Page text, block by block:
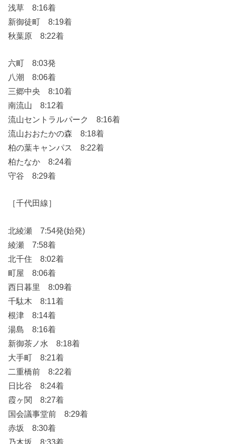
浅草 8:16着
新御徒町 8:19着
秋葉原 8:22着
六町 8:03発
八潮 8:06着
三郷中央 8:10着
南流山 8:12着
流山セントラルパーク 8:16着
流山おおたかの森 8:18着
柏の葉キャンパス 8:22着
柏たなか 8:24着
守谷 8:29着
［千代田線］
北綾瀬 7:54発(始発)
綾瀬 7:58着
北千住 8:02着
町屋 8:06着
西日暮里 8:09着
千駄木 8:11着
根津 8:14着
湯島 8:16着
新御茶ノ水 8:18着
大手町 8:21着
二重橋前 8:22着
日比谷 8:24着
霞ヶ関 8:27着
国会議事堂前 8:29着
赤坂 8:30着
乃木坂 8:33着